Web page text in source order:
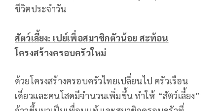
ชีวิตประจำวัน
สัตว์เลี้ยง: เปย์เพื่อสมาชิกตัวน้อย สะท้อน
โครงสร้างครอบครัวใหม่
ด้วยโครงสร้างครอบครัวไทยเปลี่ยนไป ครัวเรือน
เดี่ยวและคนโสดมีจำนวนเพิ่มขึ้น ทำให้ “สัตว์เลี้ยง”